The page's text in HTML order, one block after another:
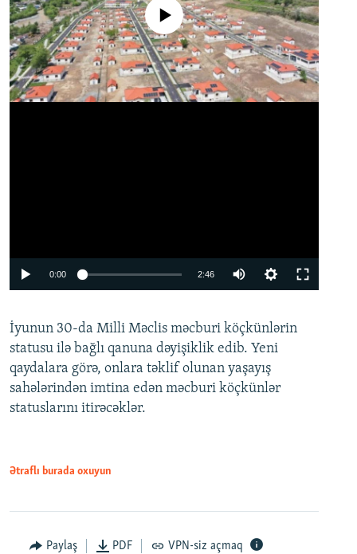
Auto 240p 360p 480p
No media source currently available
0:00 2:46
360p
480p
720p
İyunun 30-da Milli Məclis məcburi köçkünlərin
statusu ilə bağlı qanuna dəyişiklik edib. Yeni
qaydalara görə, onlara təklif olunan yaşayış
sahələrindən imtina edən məcburi köçkünlər
statuslarını itirəcəklər.
Ətraflı burada oxuyun
Paylaş PDF VPN-siz açmaq